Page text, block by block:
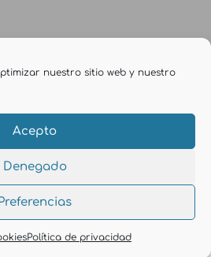
nuestro sitio web y nuestro
Acepto
Denegado
Preferencias
Política de privacidad